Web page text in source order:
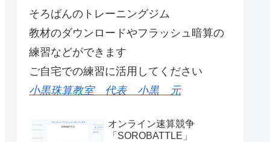
そろばんのトレーニングジム
教材のダウンロードやフラッシュ暗算の
練習などができます
ご自宅での練習に活用してください
小黒珠算教室 代表 小黒 元
オンライン速算競争
「SOROBATTLE」